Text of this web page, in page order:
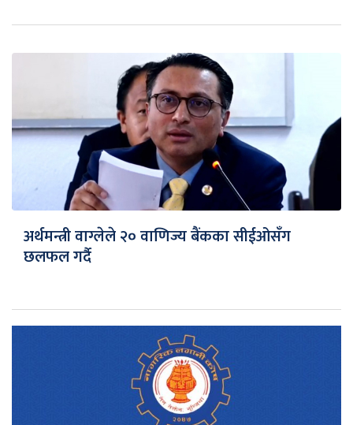
अर्थमन्त्री वाग्लेले २० वाणिज्य बैंकका सीईओसँग
छलफल गर्दै